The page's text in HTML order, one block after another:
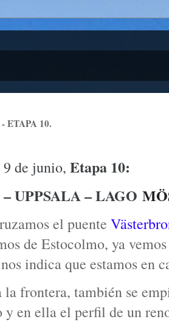
ETAPA 10.
de junio, Etapa 10:
UPPSALA – LAGO
el puente
de Estocolmo, ya
indica que estamos en
frontera, también se
en ella el perfil de un